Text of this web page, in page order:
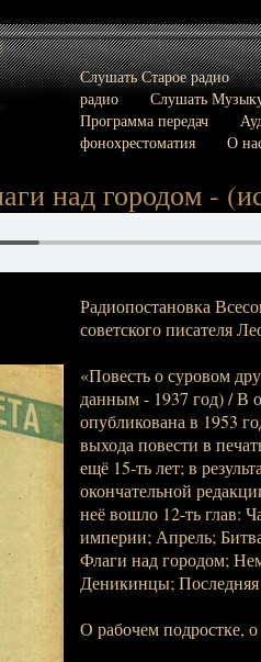
Слушать Старое радио
радио
Слушать
Программа передач
фонохрестоматия
О
над городом -
Радиопостановка
советского писателя
«Повесть о суровом
данным - 1937 год) / В
опубликована в 1953
выхода повести в
ещё 15-ть лет; в
окончательной
неё вошло 12-ть глав:
империи; Апрель;
Флаги над городом;
Деникинцы; Последняя
О рабочем подростке,